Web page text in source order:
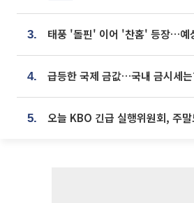
3.
4. 급등한 국제 금값…국내 금시세
5. 오늘 KBO 긴급 실행위원회, 주